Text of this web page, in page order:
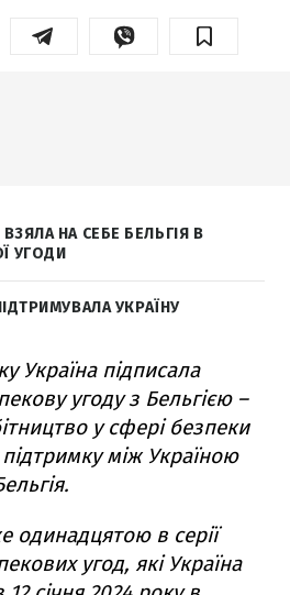
НА СЕБЕ БЕЛЬГІЯ В
УГОДИ
УКРАЇНУ
Україна підписала
угоду з Бельгією –
у сфері безпеки
між Україною
одинадцятою в серії
угод, які Україна